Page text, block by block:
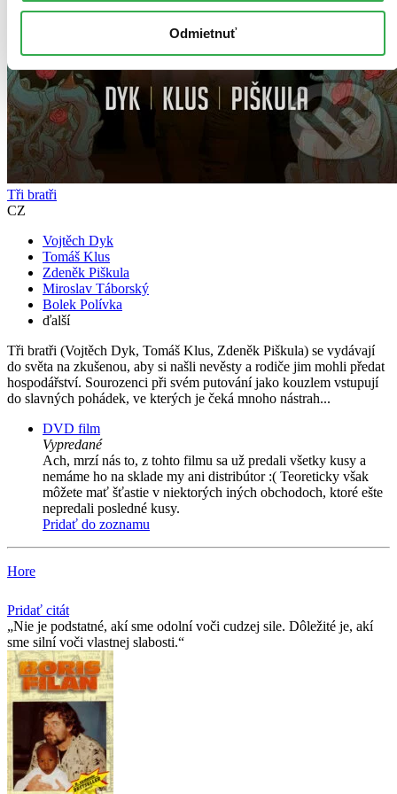
Odmietnuť
Tři bratři
CZ
Vojtěch Dyk
Tomáš Klus
Zdeněk Piškula
Miroslav Táborský
Bolek Polívka
ďalší
Tři bratři (Vojtěch Dyk, Tomáš Klus, Zdeněk Piškula) se vydávají
do světa na zkušenou, aby si našli nevěsty a rodiče jim mohli předat
hospodářství. Sourozenci při svém putování jako kouzlem vstupují
do slavných pohádek, ve kterých je čeká mnoho nástrah...
DVD film
Vypredané
Ach, mrzí nás to, z tohto filmu sa už predali všetky kusy a
nemáme ho na sklade my ani distribútor :( Teoreticky však
môžete mať šťastie v niektorých iných obchodoch, ktoré ešte
nepredali posledné kusy.
Pridať do zoznamu
Hore
Pridať citát
Nie je podstatné, akí sme odolní voči cudzej sile. Dôležité je, akí
sme silní voči vlastnej slabosti.